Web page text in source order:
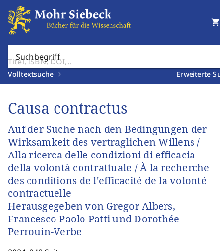
Suchbegriff
Volltextsuche Erweiterte
shopping_cart
Causa contractus
Auf der Suche nach den Bedingungen der
Wirksamkeit des vertraglichen Willens /
Alla ricerca delle condizioni di efficacia
della volontà contrattuale / À la recherche
des conditions de l'efficacité de la volonté
contractuelle
Herausgegeben von Gregor Albers,
Francesco Paolo Patti und Dorothée
Perrouin-Verbe